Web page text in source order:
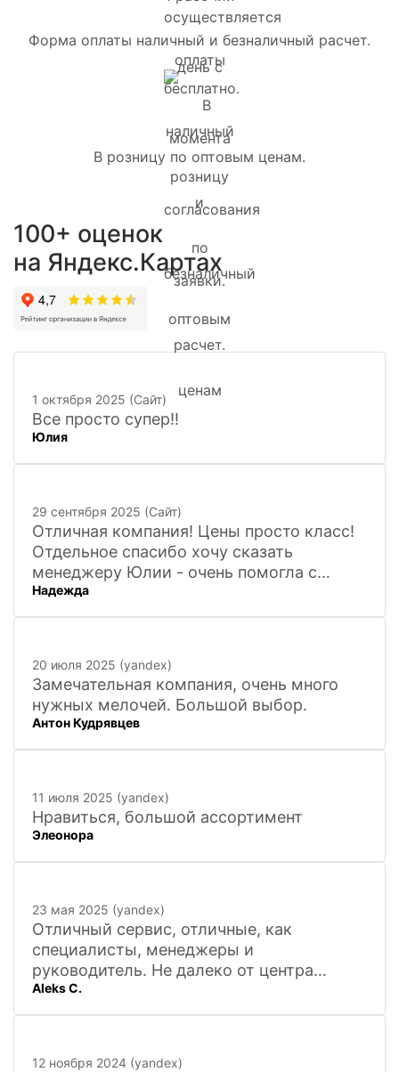
Форма оплаты наличный и безналичный расчет.
В розницу по оптовым ценам.
100+ оценок
на Яндекс.Картах
1 октября 2025 (Сайт)
Все просто супер!!
Юлия
29 сентября 2025 (Сайт)
Отличная компания! Цены просто класс!
Отдельное спасибо хочу сказать
менеджеру Юлии - очень помогла с
покупкой и доставкой сувенирных
фигурок! Буду ждать новинок и покупать
Надежда
20 июля 2025 (yandex)
Замечательная компания, очень много
нужных мелочей. Большой выбор.
Антон Кудрявцев
11 июля 2025 (yandex)
Нравиться, большой ассортимент
Элеонора
23 мая 2025 (yandex)
Отличный сервис, отличные, как
специалисты, менеджеры и
руководитель. Не далеко от центра
города, 20 минут
Aleks C.
12 ноября 2024 (yandex)